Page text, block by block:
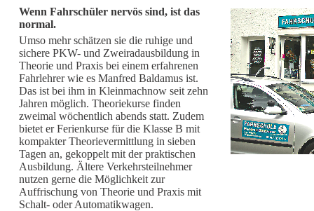
Wenn Fahrschüler nervös sind, ist das
normal.
Umso mehr schätzen sie die ruhige und
sichere PKW- und Zweiradausbildung in
Theorie und Praxis bei einem erfahrenen
Fahrlehrer wie es Manfred Baldamus ist.
Das ist bei ihm in Kleinmachnow seit zehn
Jahren möglich. Theoriekurse finden
zweimal wöchentlich abends statt. Zudem
bietet er Ferienkurse für die Klasse B mit
kompakter Theorievermittlung in sieben
Tagen an, gekoppelt mit der praktischen
Ausbildung. Ältere Verkehrsteilnehmer
nutzen gerne die Möglichkeit zur
Auffrischung von Theorie und Praxis mit
Schalt- oder Automatikwagen.